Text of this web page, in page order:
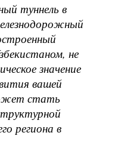
туннель в
не
значение
вашей
стать
региона в